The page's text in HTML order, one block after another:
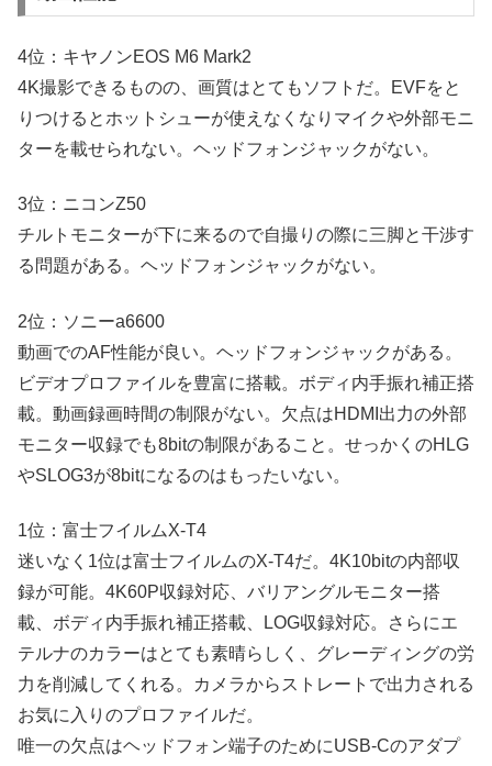
4位：キヤノンEOS M6 Mark2
4K撮影できるものの、画質はとてもソフトだ。EVFをと
りつけるとホットシューが使えなくなりマイクや外部モニ
ターを載せられない。ヘッドフォンジャックがない。
3位：ニコンZ50
チルトモニターが下に来るので自撮りの際に三脚と干渉す
る問題がある。ヘッドフォンジャックがない。
2位：ソニーa6600
動画でのAF性能が良い。ヘッドフォンジャックがある。
ビデオプロファイルを豊富に搭載。ボディ内手振れ補正搭
載。動画録画時間の制限がない。欠点はHDMI出力の外部
モニター収録でも8bitの制限があること。せっかくのHLG
やSLOG3が8bitになるのはもったいない。
1位：富士フイルムX-T4
迷いなく1位は富士フイルムのX-T4だ。4K10bitの内部収
録が可能。4K60P収録対応、バリアングルモニター搭
載、ボディ内手振れ補正搭載、LOG収録対応。さらにエ
テルナのカラーはとても素晴らしく、グレーディングの労
力を削減してくれる。カメラからストレートで出力される
お気に入りのプロファイルだ。
唯一の欠点はヘッドフォン端子のためにUSB-Cのアダプ